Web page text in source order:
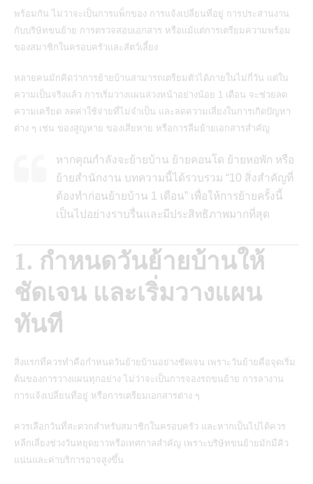
พร้อมกัน ไม่ว่าจะเป็นการแพ็กของ การแจ้งเปลี่ยนที่อยู่ การประสานงาน
กับบริษัทขนย้าย การตรวจสอบเอกสาร หรือแม้แต่การเตรียมความพร้อม
ของสมาชิกในครอบครัวและสัตว์เลี้ยง
หลายคนมักคิดว่าการย้ายบ้านสามารถเตรียมตัวได้ภายในไม่กี่วัน แต่ใน
ความเป็นจริงแล้ว การเริ่มวางแผนล่วงหน้าอย่างน้อย 1 เดือน จะช่วยลด
ความเครียด ลดค่าใช้จ่ายที่ไม่จำเป็น และลดความเสี่ยงในการเกิดปัญหา
ต่าง ๆ เช่น ของสูญหาย ของเสียหาย หรือการลืมย้ายเอกสารสำคัญ
หากคุณกำลังจะย้ายบ้าน ย้ายคอนโด ย้ายหอพัก หรือ
ย้ายสำนักงาน บทความนี้ได้รวบรวม “10 สิ่งสำคัญที่
ต้องทำก่อนย้ายบ้าน 1 เดือน” เพื่อให้การย้ายครั้งนี้
เป็นไปอย่างราบรื่นและมีประสิทธิภาพมากที่สุด
1. กำหนดวันย้ายบ้านให้
ชัดเจน และเริ่มวางแผน
ทันที
สิ่งแรกที่ควรทำคือกำหนดวันย้ายบ้านอย่างชัดเจน เพราะวันย้ายคือจุดเริ่ม
ต้นของการวางแผนทุกอย่าง ไม่ว่าจะเป็นการจองรถขนย้าย การลางาน
การแจ้งเปลี่ยนที่อยู่ หรือการเตรียมเอกสารต่าง ๆ
ควรเลือกวันที่สะดวกสำหรับสมาชิกในครอบครัว และหากเป็นไปได้ควร
หลีกเลี่ยงช่วงวันหยุดยาวหรือเทศกาลสำคัญ เพราะบริษัทขนย้ายมักมีคิว
แน่นและค่าบริการอาจสูงขึ้น